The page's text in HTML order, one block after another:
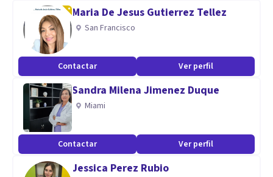
Maria De Jesus Gutierrez Tellez
San Francisco
Contactar Ver perfil
Sandra Milena Jimenez Duque
Miami
Contactar Ver perfil
Jessica Perez Rubio